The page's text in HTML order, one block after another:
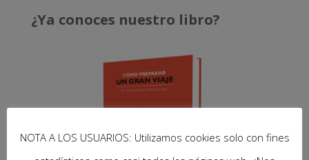
¿Ya conoces nuestro libro?
NOTA A LOS USUARIOS: Utilizamos cookies solo con fines